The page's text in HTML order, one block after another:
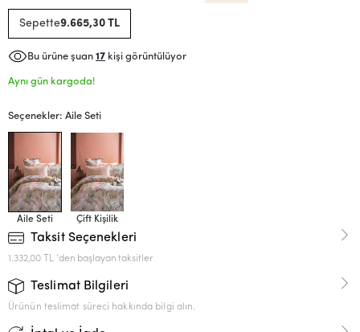
Sepette9.665,30 TL
Bu ürüne şuan 17 kişi görüntülüyor
Aynı gün kargoda!
Seçenekler: Aile Seti
Aile Seti Çift Kişilik
Taksit Seçenekleri
1.332,00 TL 'den başlayan taksitler
Teslimat Bilgileri
Ürünün teslimat süreci hakkında bilgi alın.